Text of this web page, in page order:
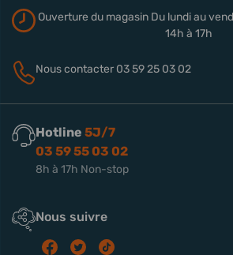
Ouverture du magasinDu lundi au
14h à 17h
Nous contacter 03 59 25 03 02
Hotline 5J/7
03 59 55 03 02
8h à 17h Non-stop
Nous suivre